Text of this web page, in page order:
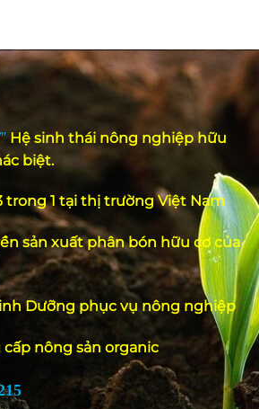
” Hệ sinh thái nông nghiệp hữu
biệt.
trong 1 tại thị trường Việt Nam
sản xuất phân bón hữu cơ của
Dưỡng phục vụ nông nghiệp
cấp nông sản organic